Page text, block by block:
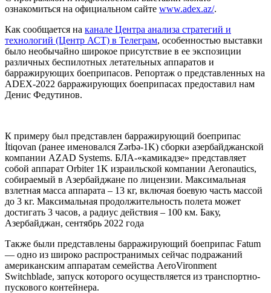
ознакомиться на официальном сайте www.adex.az/.
Как сообщается на канале Центра анализа стратегий и
технологий (Центр АСТ) в Телеграм, особенностью выставки
было необычайно широкое присутствие в ее экспозиции
различных беспилотных летательных аппаратов и
барражирующих боеприпасов. Репортаж о представленных на
ADEX-2022 барражирующих боеприпасах предоставил нам
Денис Федутинов.
К примеру был представлен барражирующий боеприпас
İtiqovan (ранее именовался Zərbə-1K) сборки азербайджанской
компании AZAD Systems. БЛА-«камикадзе» представляет
собой аппарат Orbiter 1K израильской компании Aeronautics,
собираемый в Азербайджане по лицензии. Максимальная
взлетная масса аппарата – 13 кг, включая боевую часть массой
до 3 кг. Максимальная продолжительность полета может
достигать 3 часов, а радиус действия – 100 км. Баку,
Азербайджан, сентябрь 2022 года
Также были представлены барражирующий боеприпас Fatum
— одно из широко распространимых сейчас подражаний
американским аппаратам семейства AeroVironment
Switchblade, запуск которого осуществляется из транспортно-
пускового контейнера.